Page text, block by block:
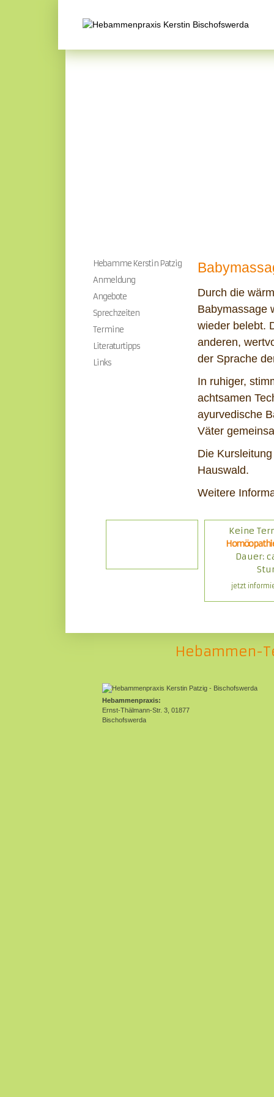
Hebamme Kerstin Patzig
Anmeldung
Angebote
Sprechzeiten
Termine
Literaturtipps
Links
Durch die
Babymassage
wieder belebt.
anderen,
der Sprache
In ruhiger,
achtsamen
ayurvedische
Väter
Die
Hauswald.
Weitere
Keine
Dauer:
jetzt
Hebammen-
Hebammenpraxis:
Ernst-Thälmann-Str. 3, 01877
Bischofswerda